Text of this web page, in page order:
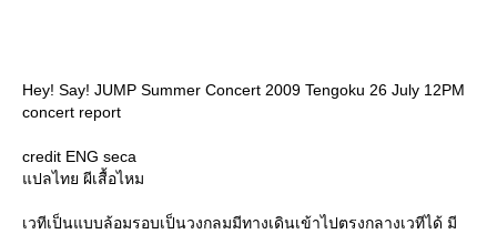
Hey! Say! JUMP Summer Concert 2009 Tengoku 26 July 12PM
concert report
credit ENG seca
ปลไทย ผีเสื้อไหม
เวทีเป็นแบบล้อมรอบเป็นวงกลมมีทางเดินเข้าไปตรงกลางเวทีได้ มี